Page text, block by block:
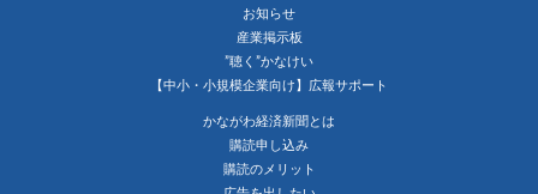
お知らせ
産業掲示板
”聴く”かなけい
【中小・小規模企業向け】広報サポート
かながわ経済新聞とは
購読申し込み
購読のメリット